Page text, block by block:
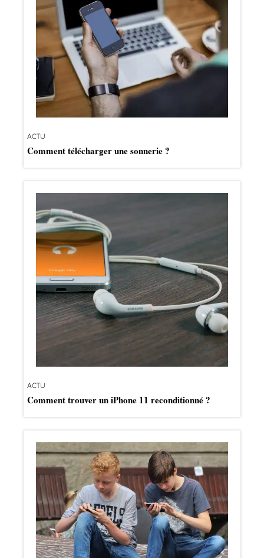
ACTU
Comment télécharger une sonnerie ?
ACTU
Comment trouver un iPhone 11 reconditionné ?